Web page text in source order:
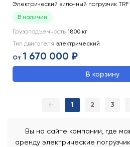
Электрический вилочный погрузчик TRF
В наличии
Грузоподъемность 1800 кг
Тип двигателя электрический
От 1 670 000 ₽
В корзину
← 1 2 3
Вы на сайте компании, где
аренду электрические